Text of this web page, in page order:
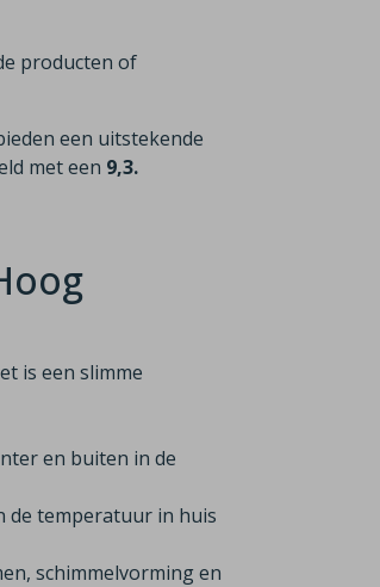
producten of
een uitstekende
met een 9,3.
is een slimme
en buiten in de
de temperatuur in huis
schimmelvorming en